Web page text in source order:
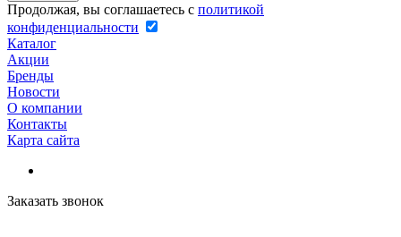
Продолжая, вы соглашаетесь с политикой
конфиденциальности
Каталог
Акции
Бренды
Новости
О компании
Контакты
Карта сайта
Заказать звонок